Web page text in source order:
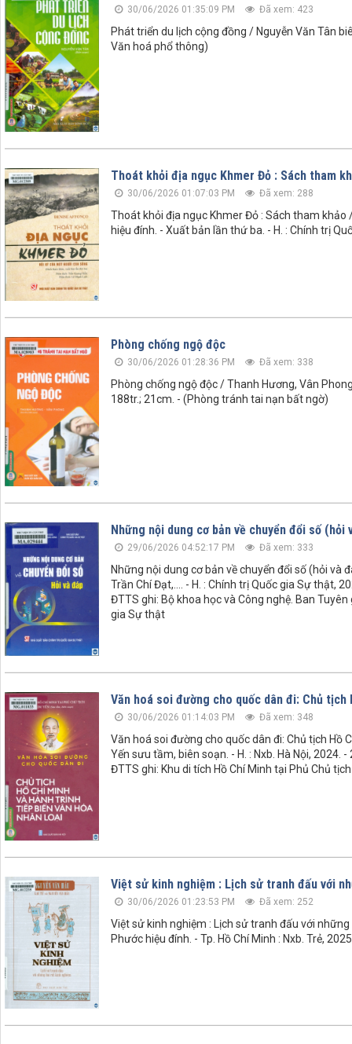
30/06/2026 01:35:09 PM Đã xem: 423
Phát triển du lịch cộng đồng / Nguyễn Văn Tân
Văn hoá phổ thông)
Thoát khỏi địa ngục Khmer Đỏ : Sách tham
30/06/2026 01:07:03 PM Đã xem: 288
Thoát khỏi địa ngục Khmer Đỏ : Sách tham
hiệu đính. - Xuất bản lần thứ ba. - H. : Chính trị
Phòng chống ngộ độc
30/06/2026 01:28:36 PM Đã xem: 338
Phòng chống ngộ độc / Thanh Hương, Vân
188tr.; 21cm. - (Phòng tránh tai nạn bất ngờ)
Những nội dung cơ bản về chuyển đổi số (hỏi
29/06/2026 04:52:17 PM Đã xem: 333
Những nội dung cơ bản về chuyển đổi số (hỏi và
Trần Chí Đạt,.... - H. : Chính trị Quốc gia Sự thật,
ĐTTS ghi: Bộ khoa học và Công nghệ. Ban
gia Sự thật
Văn hoá soi đường cho quốc dân đi: Chủ
30/06/2026 01:14:03 PM Đã xem: 348
Văn hoá soi đường cho quốc dân đi: Chủ tịch Hồ
Yến sưu tầm, biên soạn. - H. : Nxb. Hà Nội, 2024.
ĐTTS ghi: Khu di tích Hồ Chí Minh tại Phủ Chủ tịch
Việt sử kinh nghiệm : Lịch sử tranh đấu với
30/06/2026 01:23:53 PM Đã xem: 252
Việt sử kinh nghiệm : Lịch sử tranh đấu với
Phước hiệu đính. - Tp. Hồ Chí Minh : Nxb. Trẻ,